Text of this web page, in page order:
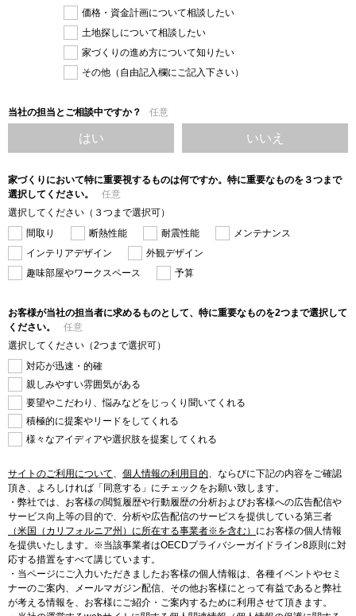
価格・資金計画について相談したい
土地探しについて相談したい
家づくりの進め方について知りたい
その他（自由記入欄にご記入下さい）
当社の担当とご相談中ですか？ 任意
はい いいえ
家づくりにおいて特に重要視するものは何ですか。特に重要なものを３つまで
選択してください。
任意
選択してください（３つまで選択可）
間取り
断熱性能 耐震性能
メンテナンス
インテリアデザイン
外観デザイン
趣味部屋やワークスペース
予算
お客様が当社の担当者に求めるものとして、特に重要なものを2つまで選択して
ください。
任意
選択してください（2つまで選択可）
対応が迅速・的確
親しみやすい雰囲気がある
要望やこだわり、悩みなどをじっくり聞いてくれる
積極的に提案やリードをしてくれる
様々なアイディアや選択肢を提案してくれる
サイトのご利用について、 個人情報の利用目的、 ならびに下記の内容をご確認
頂き、よろしければ「同意する」にチェックをお願い致します。
・弊社では、お客様の閲覧履歴や行動履歴の分析およびお客様への広告配信や
サービス向上等の目的で、分析や広告配信のサービスを提供している第三者
（米国（カリフォルニア州）に所在する事業者※を含む） にお客様の個人情報
を提供いたします。※当該事業者はOECDプライバシーガイドライン8原則に対
応する措置をすべて講じています。
・当ページにご入力いただきましたお客様の個人情報は、各種イベントやセミ
ナーのご案内、メールマガジン配信、その他お客様にとって有益であると弊社
が考える情報を、お客様にご紹介・ご案内するために利用させて頂きます。